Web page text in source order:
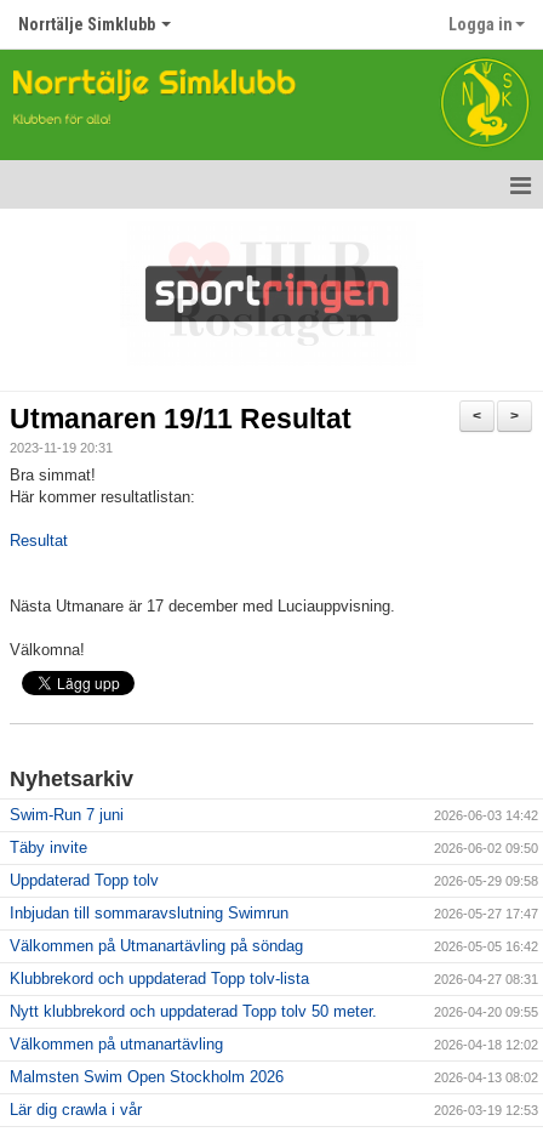
Norrtälje Simklubb Logga in
Topp Tolv
Anmälan till Simklubben
Våra tävlingar
Klubbkollektion
>
<
Utmanaren 19/11 Resultat
2023-11-19 20:31
Bra simmat!
Här kommer resultatlistan:
Resultat
Nästa Utmanare är 17 december med Luciauppvisning.
Välkomna!
Nyhetsarkiv
Swim-Run 7 juni 2026-06-03 14:42
Täby invite 2026-06-02 09:50
Uppdaterad Topp tolv 2026-05-29 09:58
Inbjudan till sommaravslutning Swimrun 2026-05-27 17:47
Välkommen på Utmanartävling på söndag 2026-05-05 16:42
Klubbrekord och uppdaterad Topp tolv-lista 2026-04-27 08:31
Nytt klubbrekord och uppdaterad Topp tolv 50 meter. 2026-04-20 09:55
Välkommen på utmanartävling 2026-04-18 12:02
Malmsten Swim Open Stockholm 2026 2026-04-13 08:02
Lär dig crawla i vår 2026-03-19 12:53